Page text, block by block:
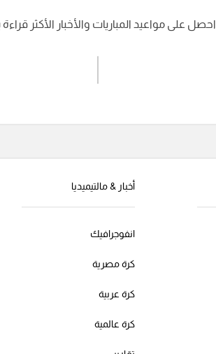
إرسال تعليق
احصل على مواعيد المباريات والأخبار الأكثر قراءة
أخبار & مالتيميديا
انفوجرافيك
كرة مصرية
كرة عربية
كرة عالمية